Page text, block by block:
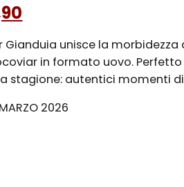
attuale
è:
Gianduia unisce la
in formato uovo.
stagione: autentici momenti
MARZO 2026